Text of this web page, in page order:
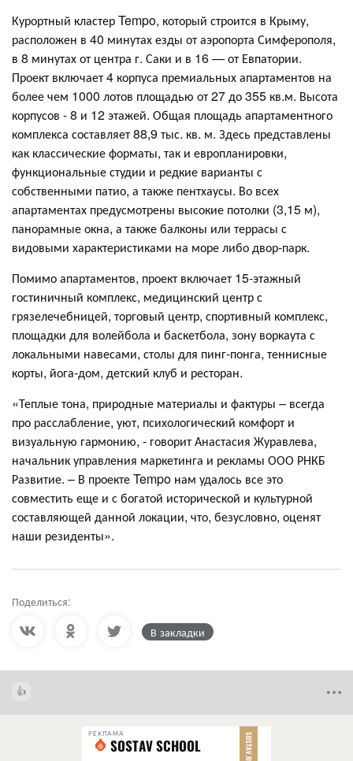
Курортный кластер Tempo, который строится в Крыму,
расположен в 40 минутах езды от аэропорта Симферополя,
в 8 минутах от центра г. Саки и в 16 — от Евпатории.
Проект включает 4 корпуса премиальных апартаментов на
более чем 1000 лотов площадью от 27 до 355 кв.м. Высота
корпусов - 8 и 12 этажей. Общая площадь апартаментного
комплекса составляет 88,9 тыс. кв. м. Здесь представлены
как классические форматы, так и европланировки,
функциональные студии и редкие варианты с
собственными патио, а также пентхаусы. Во всех
апартаментах предусмотрены высокие потолки (3,15 м),
панорамные окна, а также балконы или террасы с
видовыми характеристиками на море либо двор-парк.
Помимо апартаментов, проект включает 15-этажный
гостиничный комплекс, медицинский центр с
грязелечебницей, торговый центр, спортивный комплекс,
площадки для волейбола и баскетбола, зону воркаута с
локальными навесами, столы для пинг-понга, теннисные
корты, йога-дом, детский клуб и ресторан.
«Теплые тона, природные материалы и фактуры – всегда
про расслабление, уют, психологический комфорт и
визуальную гармонию, - говорит Анастасия Журавлева,
начальник управления маркетинга и рекламы ООО РНКБ
Развитие. – В проекте Tempo нам удалось все это
совместить еще и с богатой исторической и культурной
составляющей данной локации, что, безусловно, оценят
наши резиденты».
Поделиться:
В закладки
РЕКЛАМА